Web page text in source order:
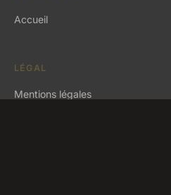
Accueil
LÉGAL
Mentions légales